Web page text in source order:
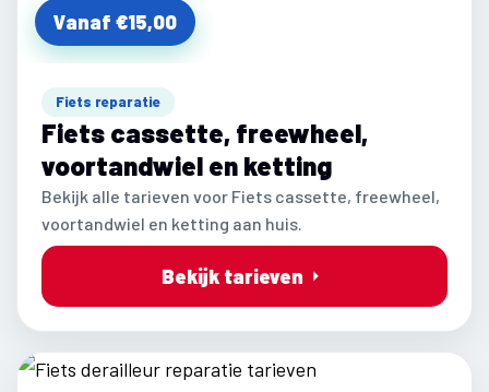
Vanaf €15,00
Fiets reparatie
Fiets cassette, freewheel,
voortandwiel en ketting
Bekijk alle tarieven voor Fiets cassette, freewheel,
voortandwiel en ketting aan huis.
Bekijk tarieven